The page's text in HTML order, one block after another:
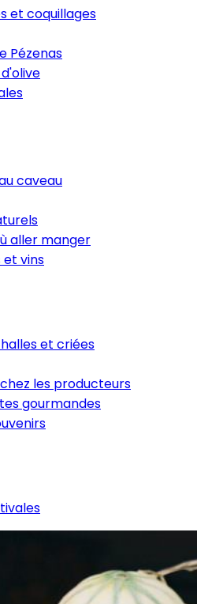
et coquillages
Pézenas
caveau
aller manger
vins
et criées
les producteurs
gourmandes